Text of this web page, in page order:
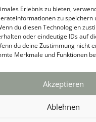
Erlebnis zu bieten,
zu speichern
du diesen Technologien
oder eindeutige IDs auf
du deine Zustimmung nicht
Merkmale und Funktionen
Akzeptieren
Ablehnen
Steirerkissen
tpi Media GmbH®
Marketing Agentur
33 92 90